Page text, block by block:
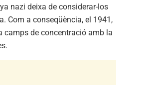
nazi deixa de considerar-los
Com a conseqüència, el 1941,
camps de concentració amb la